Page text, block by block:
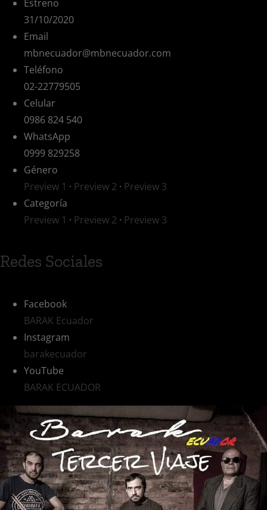
Estreno
31/10/2020
Email
mbnecuador@mbnecuador.com
Teléfono
02-22779505
Celular
0986 824 540
WhatsApp
0999 829258
Género
Preview 1 · Preview 2 · Preview 3
Categoría
Preview 1 · Preview 2 · Preview 3
Redes Sociales
Facebook
BARAK Ecuador
Instagram
barakecuador
YouTube
BARAK ECUADOR